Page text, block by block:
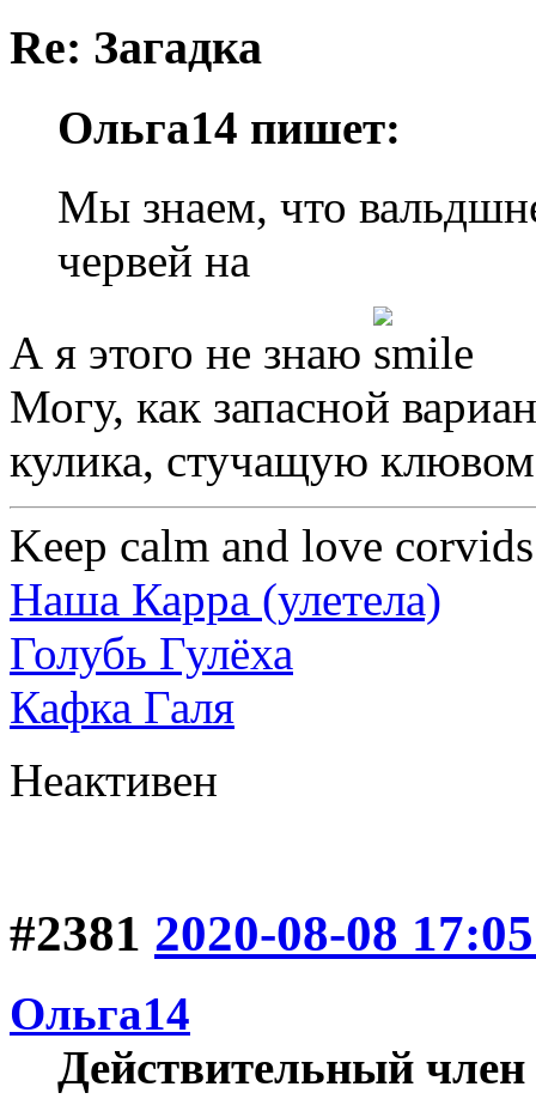
Re: Загадка
Ольга14 пишет:
Мы знаем, что
червей на
А я этого не знаю
Могу, как запасной
кулика, стучащую клювом
Keep calm and love corvids
Наша Карра (улетела)
Голубь Гулёха
Кафка Галя
Неактивен
#2381 2020-08-08
Ольга14
Действительный член